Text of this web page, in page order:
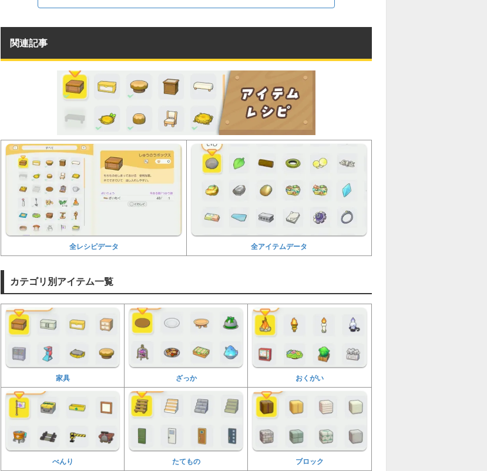
関連記事
全レシピデータ 全アイテムデータ
カテゴリ別アイテム一覧
家具 ざっか おくがい
べんり たてもの ブロック